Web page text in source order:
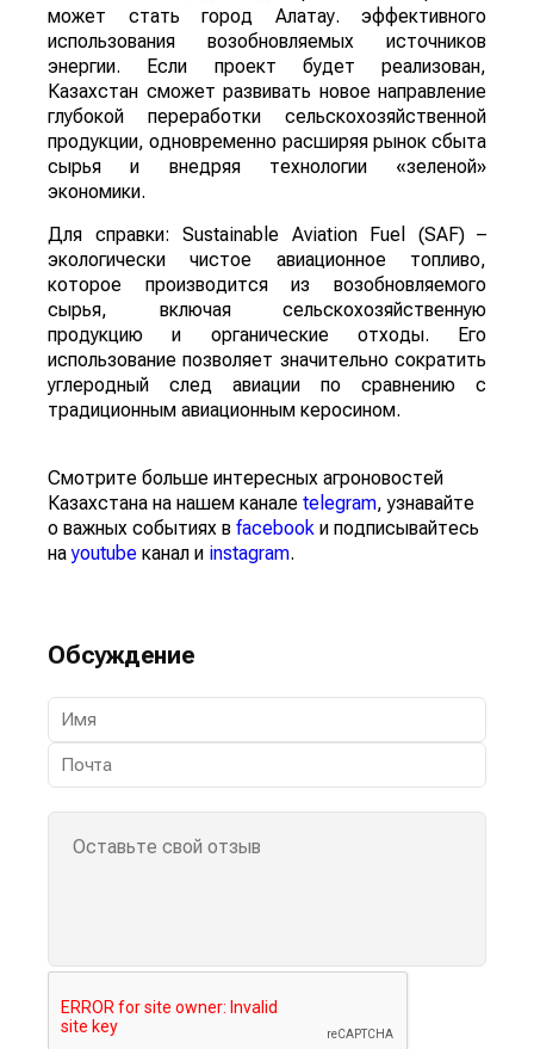
может стать город Алатау. эффективного
использования возобновляемых источников
энергии. Если проект будет реализован,
Казахстан сможет развивать новое направление
глубокой переработки сельскохозяйственной
продукции, одновременно расширяя рынок сбыта
сырья и внедряя технологии «зеленой»
экономики.
Для справки: Sustainable Aviation Fuel (SAF) –
экологически чистое авиационное топливо,
которое производится из возобновляемого
сырья, включая сельскохозяйственную
продукцию и органические отходы. Его
использование позволяет значительно сократить
углеродный след авиации по сравнению с
традиционным авиационным керосином.
Смотрите больше интересных агроновостей
Казахстана на нашем канале telegram, узнавайте
о важных событиях в facebook и подписывайтесь
наyoutube канал и instagram.
Обсуждение